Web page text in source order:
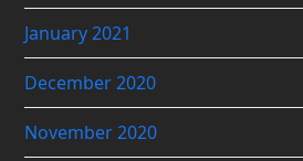
January 2021
December 2020
November 2020